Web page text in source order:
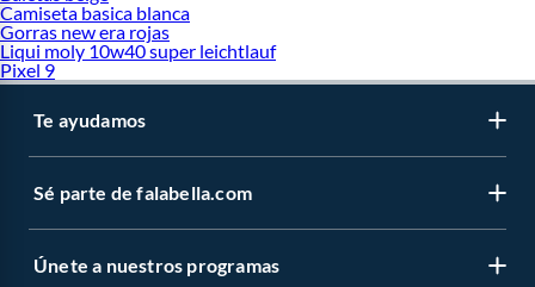
Camiseta basica blanca
Gorras new era rojas
Liqui moly 10w40 super leichtlauf
Pixel 9
Te ayudamos
Sé parte de falabella.com
Únete a nuestros programas